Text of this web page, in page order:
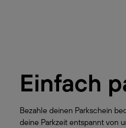
Einfach
Bezahle deinen Parkschein
deine Parkzeit entspannt von